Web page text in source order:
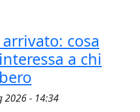
arrivato: cosa
a chi
2026 - 14:34